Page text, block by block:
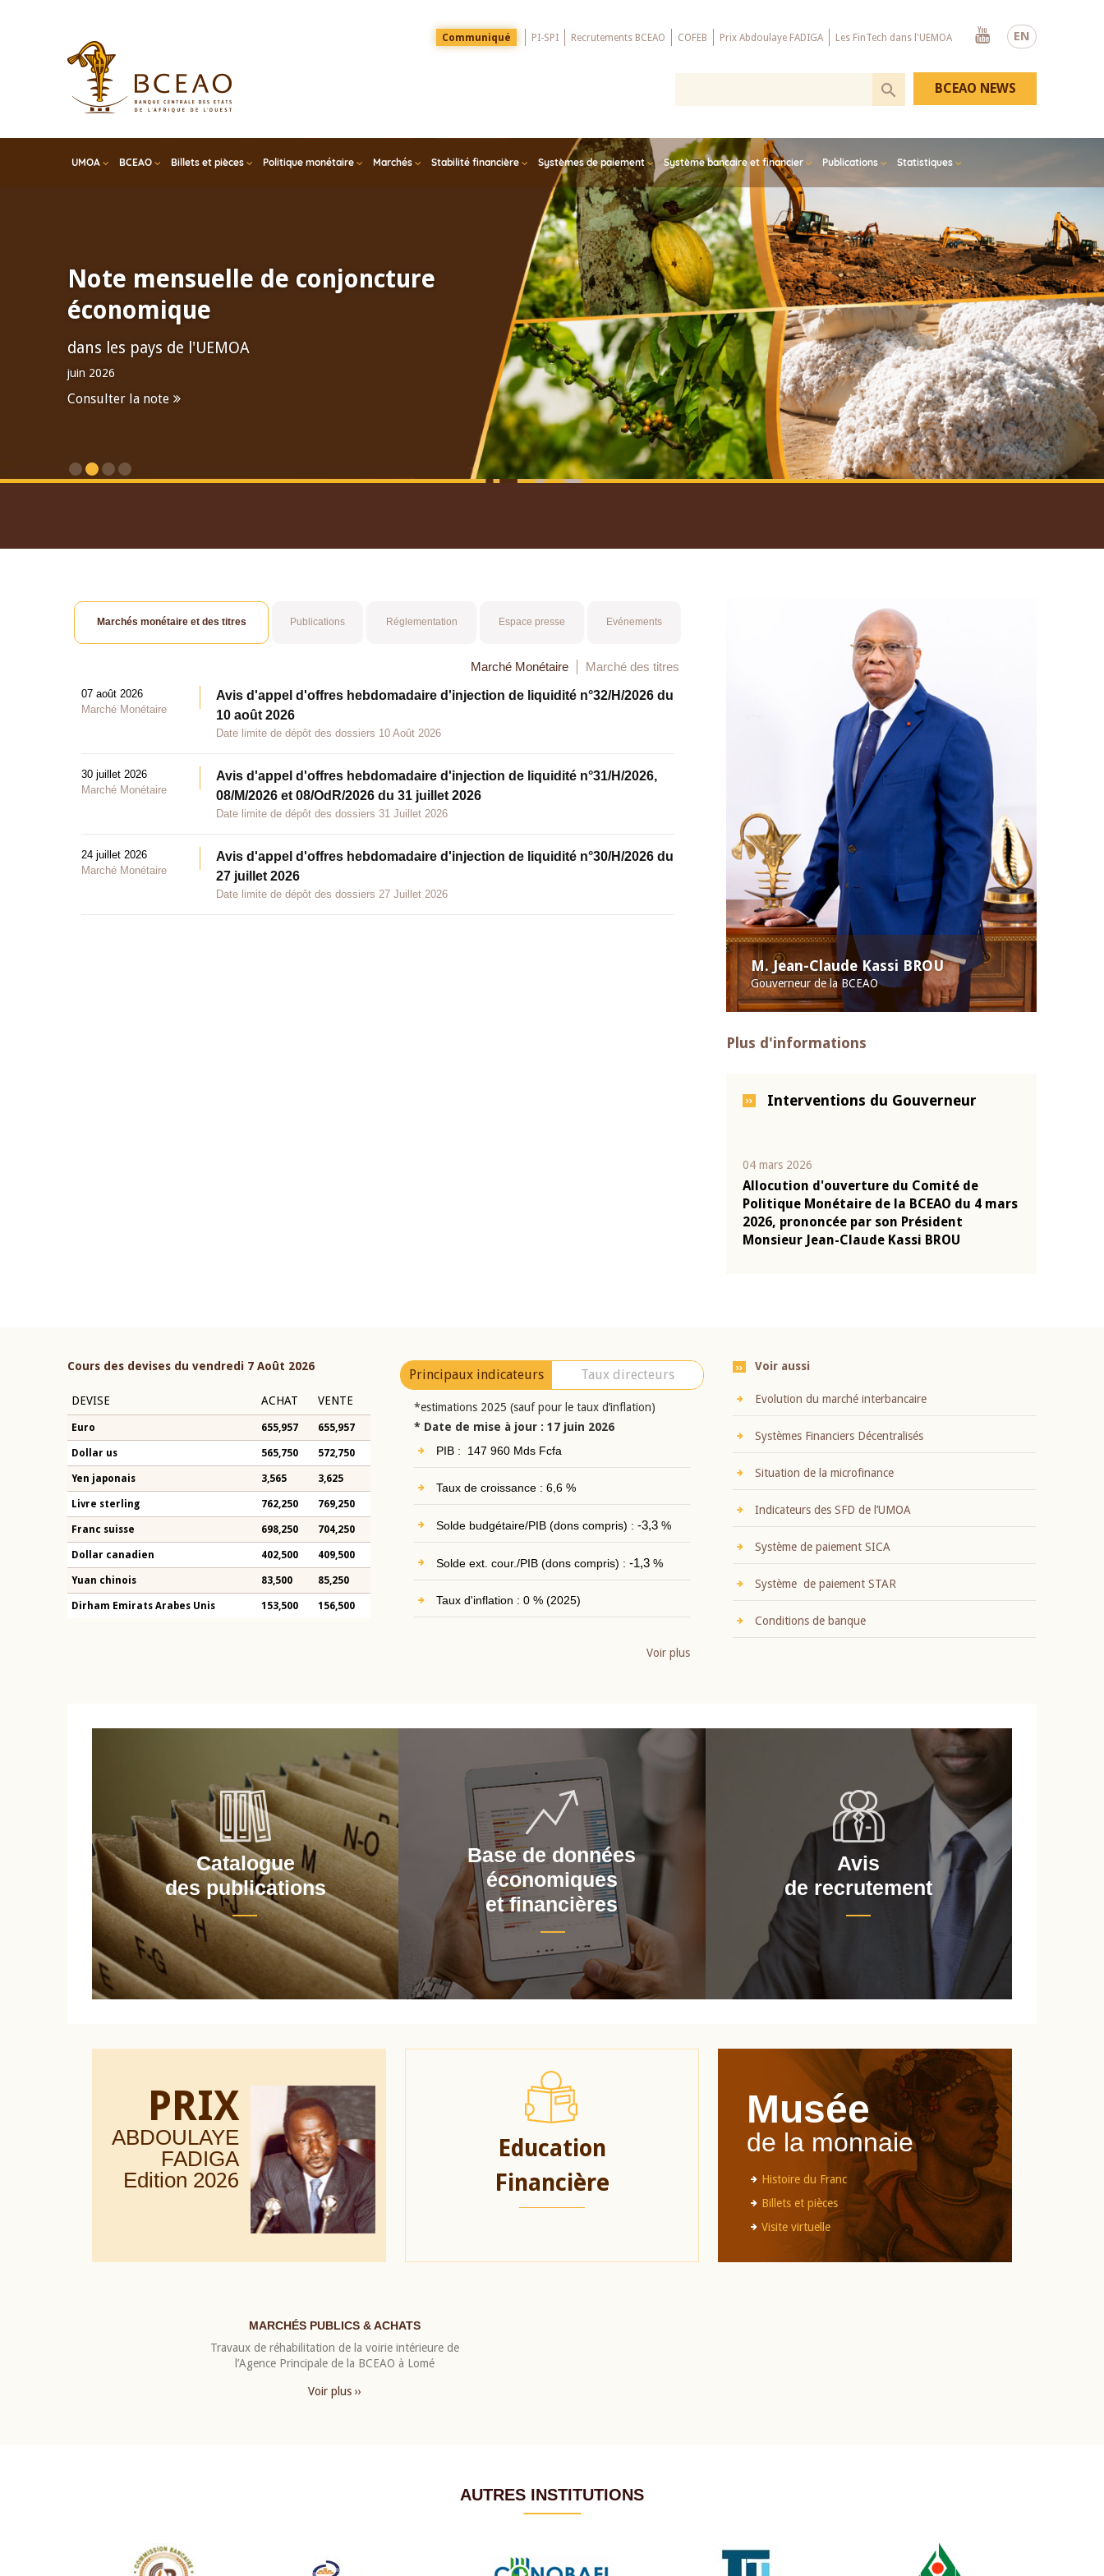
EN
Menu
Top
Communiqué PI-SPI Recrutements BCEAO COFEB Prix Abdoulaye FADIGA Les FinTech dans l'UEMOA
Youtube
UMOA BCEAO Billets et pièces Politique monétaire Marchés Stabilité financière Systèmes de paiement Système bancaire et financier Publications Statistiques
BCEAO NEWS
Note mensuelle de conjoncture
économique
dans les pays de l'UEMOA
juin 2026
Consulter la note
M. Jean-Claude Kassi BROU
Gouverneur de la BCEAO
Plus d'informations
Interventions du Gouverneur
04 mars 2026
Allocution d'ouverture du Comité de
Politique Monétaire de la BCEAO du 4 mars
2026, prononcée par son Président
Monsieur Jean-Claude Kassi BROU
Marchés monétaire et des titres Publications Réglementation Espace presse Evénements
Marché Monétaire Marché des titres
07 août 2026
Marché Monétaire
Avis d'appel d'offres hebdomadaire d'injection de liquidité n°32/H/2026 du
10 août 2026
Date limite de dépôt des dossiers 10 Août 2026
30 juillet 2026
Marché Monétaire
Avis d'appel d'offres hebdomadaire d'injection de liquidité n°31/H/2026,
08/M/2026 et 08/OdR/2026 du 31 juillet 2026
Date limite de dépôt des dossiers 31 Juillet 2026
24 juillet 2026
Marché Monétaire
Avis d'appel d'offres hebdomadaire d'injection de liquidité n°30/H/2026 du
27 juillet 2026
Date limite de dépôt des dossiers 27 Juillet 2026
Cours des devises du vendredi 7 Août 2026
DEVISE ACHAT VENTE
Euro 655,957 655,957
Dollar us 565,750 572,750
Yen japonais 3,565 3,625
Livre sterling 762,250 769,250
Franc suisse 698,250 704,250
Dollar canadien 402,500 409,500
Yuan chinois 83,500 85,250
Dirham Emirats Arabes Unis 153,500 156,500
Principaux indicateurs Taux directeurs
*estimations 2025 (sauf pour le taux d’inflation)
* Date de mise à jour : 17 juin 2026
PIB : 147 960 Mds Fcfa
Taux de croissance : 6,6 %
Solde budgétaire/PIB (dons compris) : -3,3%
Solde ext. cour./PIB (dons compris) : -1,3%
Taux d'inflation : 0 % (2025)
Voir plus
Voir aussi
Evolution du marché interbancaire
Systèmes Financiers Décentralisés
Situation de la microfinance
Indicateurs des SFD de l’UMOA
Système de paiement SICA
Système de paiement STAR
Conditions de banque
Catalogue
des publications
Base de données
économiques
et financières
Avis
de recrutement
PRIX
ABDOULAYE
FADIGA
Edition 2026
Education
Financière
Musée
de la monnaie
Histoire du Franc
Billets et pièces
Visite virtuelle
MARCHÉS PUBLICS & ACHATS
Travaux de réhabilitation de la voirie intérieure de
l’Agence Principale de la BCEAO à Lomé
Voir plus ››
AUTRES INSTITUTIONS